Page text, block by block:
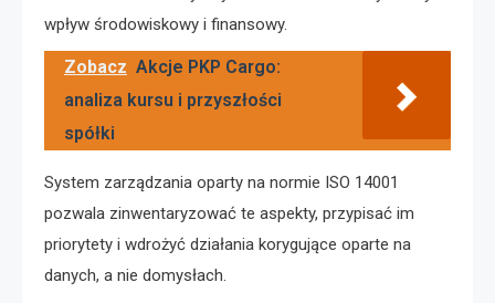
wpływ środowiskowy i finansowy.
Zobacz Akcje PKP Cargo:
analiza kursu i przyszłości
spółki
System zarządzania oparty na normie ISO 14001
pozwala zinwentaryzować te aspekty, przypisać im
priorytety i wdrożyć działania korygujące oparte na
danych, a nie domysłach.